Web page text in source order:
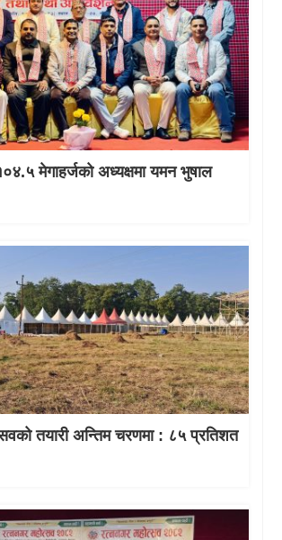
मेगाहर्जको अध्यक्षमा यमन भुषाल
तयारी अन्तिम चरणमा : ८५ प्रतिशत